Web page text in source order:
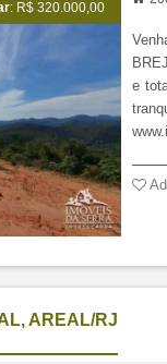
: R$ 320.000,00
e
AREAL/RJ